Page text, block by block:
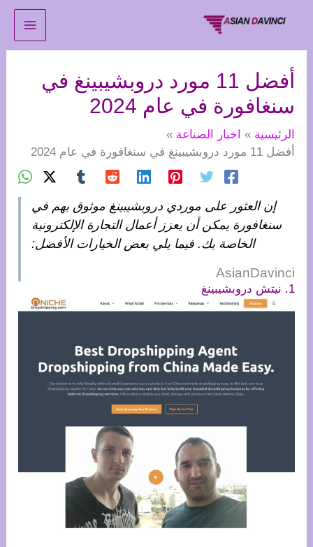
أفضل 11 مورد دروبشيبينغ في
سنغافورة في عام 2024
الرئيسية
اخبار الصناعة
أفضل 11 مورد دروبشيبينغ في سنغافورة في عام 2024
إن العثور على موردي دروبشيبينغ موثوق بهم في
سنغافورة يمكن أن يعزز أعمال التجارة الإلكترونية
الخاصة بك. فيما يلي بعض الخيارات الأفضل:
AsianDavinci
1. نيتش دروبشيبينغ